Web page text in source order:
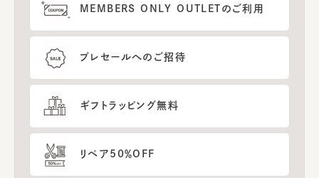
MEMBERS ONLY OUTLETのご利用
プレセールへのご招待
ギフトラッピング無料
リペア50％OFF